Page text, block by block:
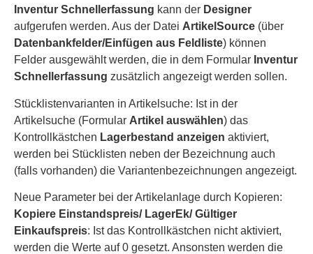
Inventur Schnellerfassung kann der Designer
aufgerufen werden. Aus der Datei ArtikelSource (über
Datenbankfelder/Einfügen aus Feldliste) können
Felder ausgewählt werden, die in dem Formular Inventur
Schnellerfassung zusätzlich angezeigt werden sollen.
Stücklistenvarianten in Artikelsuche: Ist in der
Artikelsuche (Formular Artikel auswählen) das
Kontrollkästchen Lagerbestand anzeigen aktiviert,
werden bei Stücklisten neben der Bezeichnung auch
(falls vorhanden) die Variantenbezeichnungen angezeigt.
Neue Parameter bei der Artikelanlage durch Kopieren:
Kopiere Einstandspreis/ LagerEk/ Gültiger
Einkaufspreis: Ist das Kontrollkästchen nicht aktiviert,
werden die Werte auf 0 gesetzt. Ansonsten werden die